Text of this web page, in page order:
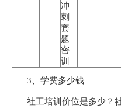
冲
刺
套
题
密
训
3、学费多少钱
社工培训价位是多少？